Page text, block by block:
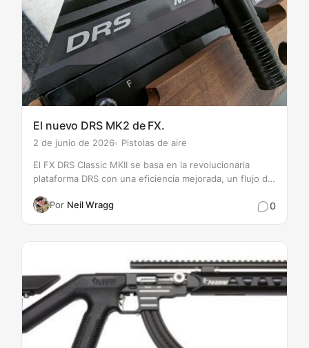
El nuevo DRS MK2 de FX.
2 de junio de 2026 Pistolas de aire
Por Neil Wragg
El FX DRS Classic MKII se basa en la revolucionaria
plataforma DRS con una eficiencia mejorada, un flujo de
nuevo sistema de cañón APB, un plénum de potencia 0